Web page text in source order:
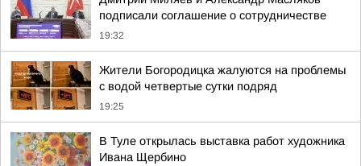
подписали соглашение о сотрудничестве
19:32
Жители Богородицка жалуются на проблемы
с водой четвертые сутки подряд
19:25
В Туле открылась выставка работ художника
Ивана Щербино